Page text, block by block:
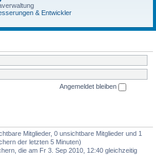
& Entwickler
Angemeldet bleiben
Mitglieder, 0 unsichtbare Mitglieder und 1
der letzten 5 Minuten)
die am Fr 3. Sep 2010, 12:40 gleichzeitig